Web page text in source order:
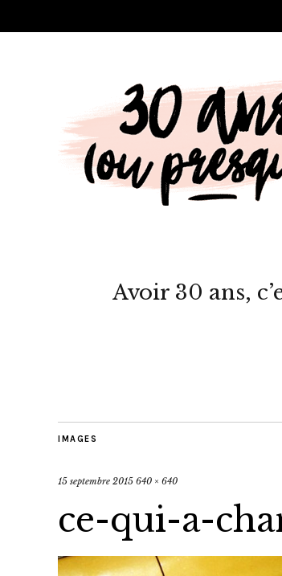
Avoir 30 ans,
IMAGES
15 septembre 2015 640 × 640
ce-qui-a-